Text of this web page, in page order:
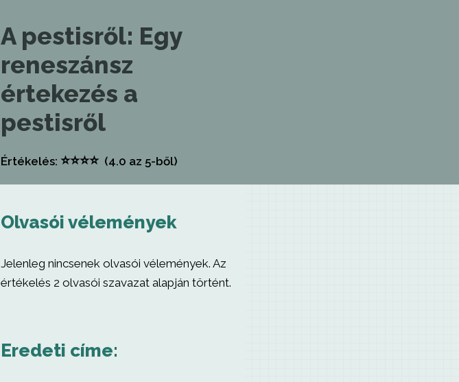
A pestisről: Egy
reneszánsz
értekezés a
pestisről
Értékelés: ⭐⭐⭐⭐(4.0 az 5-ből)
Olvasói vélemények
Jelenleg nincsenek olvasói vélemények. Az
értékelés 2 olvasói szavazat alapján történt.
Eredeti címe: